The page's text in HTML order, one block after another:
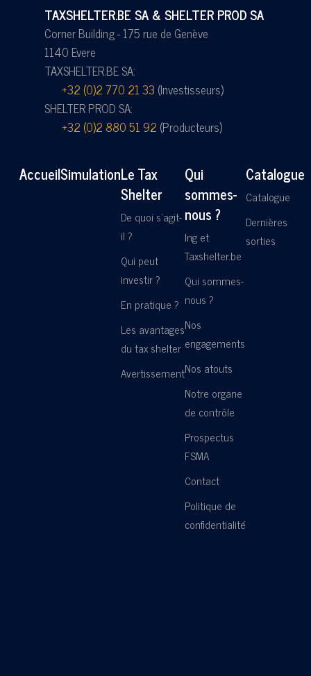
TAXSHELTER.BE SA & SHELTER PROD SA
Corner Building - 175 rue de Genève
1140 Evere
TAXSHELTER.BE SA:
+32 (0)2 770 21 33 (Investisseurs)
SHELTER PROD SA:
+32 (0)2 880 51 92 (Producteurs)
AccueilSimulationLe Tax
Shelter
De quoi s'agit-
il ?
Qui peut
investir ?
En pratique ?
Les avantages
du tax shelter
Avertissement
Qui
sommes-
nous ?
Ing et
Taxshelter.be
Qui sommes-
nous ?
Nos
engagements
Nos atouts
Notre organe
de contrôle
Prospectus
FSMA
Contact
Politique de
confidentialité
Catalogue
Catalogue
Dernières
sorties